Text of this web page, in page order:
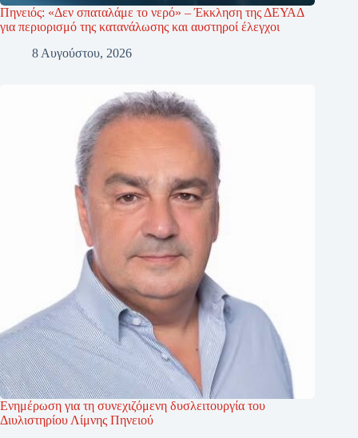
Πηνειός: «Δεν σπαταλάμε το νερό» – Έκκληση της ΔΕΥΑΔ
για περιορισμό της κατανάλωσης και αυστηροί έλεγχοι
8 Αυγούστου, 2026
Ενημέρωση για τη συνεχιζόμενη δυσλειτουργία του
Διυλιστηρίου Λίμνης Πηνειού